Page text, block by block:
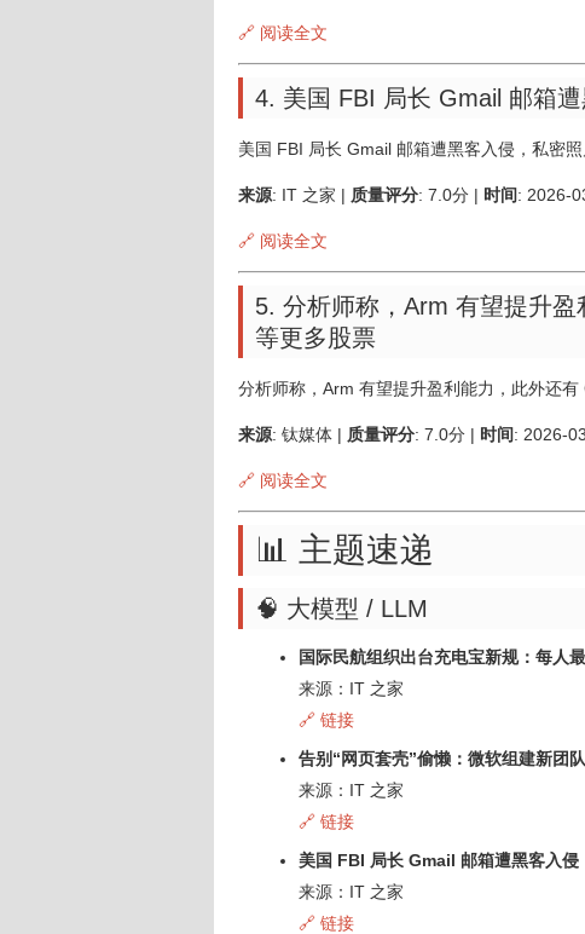
🔗 阅读全文
4. 美国 FBI 局长 Gmail 邮箱
美国 FBI 局长 Gmail 邮箱遭黑客入侵，私密
来源: IT 之家 | 质量评分: 7.0分 | 时间: 2026-
🔗 阅读全文
5. 分析师称，Arm 有望提升
等更多股票
分析师称，Arm 有望提升盈利能力，此外还
来源: 钛媒体 | 质量评分: 7.0分 | 时间: 2026-
🔗 阅读全文
📊 主题速递
🧠 大模型 / LLM
国际民航组织出台充电宝新规：每人
来源：IT 之家
🔗 链接
告别“网页套壳”偷懒：微软组建新团
来源：IT 之家
🔗 链接
美国 FBI 局长 Gmail 邮箱遭黑客入侵
来源：IT 之家
🔗 链接